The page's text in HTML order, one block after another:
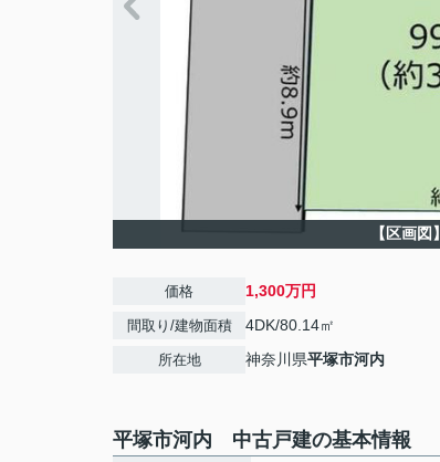
【区画図】
価格 1,300万円
間取り/建物面積 4DK/80.14㎡
所在地 神奈川県平塚市河内
平塚市河内 中古戸建の基本情報